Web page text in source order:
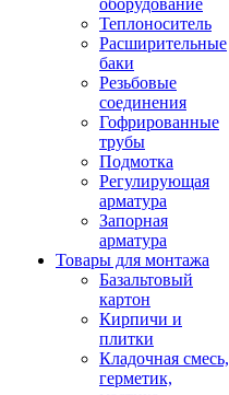
оборудование
Теплоноситель
Расширительные
баки
Резьбовые
соединения
Гофрированные
трубы
Подмотка
Регулирующая
арматура
Запорная
арматура
Товары для монтажа
Базальтовый
картон
Кирпичи и
плитки
Кладочная смесь,
герметик,